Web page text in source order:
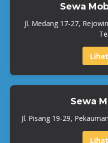
Sewa
Jl. Medang 17-27,
Sewa
Jl. Pisang 19-29,